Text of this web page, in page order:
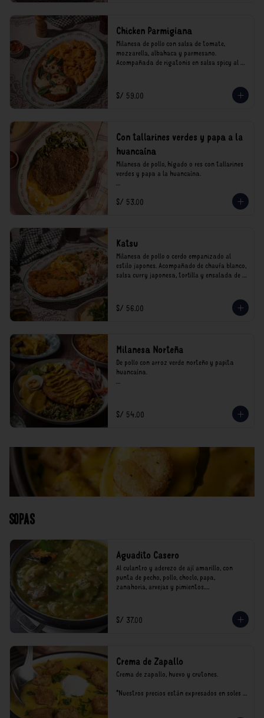
Chicken Parmigiana
Milanesa de pollo con salsa de tomate,
mozzarella, albahaca y parmesano.
Acompañada de rigatonis en salsa spicy al
*Nuestros precios están expresados en soles e
incluyen impuestos de ley y recargo al
S/ 59.00
Con tallarines verdes y papa a la
huancaína
Milanesa de pollo, hígado o res con tallarines
verdes y papa a la huancaína.
*Nuestros precios están expresados en soles e
incluyen impuestos de ley y recargo al
S/ 53.00
Katsu
Milanesa de pollo o cerdo empanizado al
estilo japones. Acompañado de chaufa blanco,
salsa curry japonesa, tortilla y ensalada de
*Nuestros precios están expresados en soles e
incluyen impuestos de ley y recargo al
S/ 56.00
Milanesa Norteña
De pollo con arroz verde norteño y papita
huancaína.
consumo.
S/ 54.00
Sopas
Aguadito Casero
Al culantro y aderezo de ají amarillo, con
punta de pecho, pollo, choclo, papa,
zanahoria, arvejas y pimientos.
incluyen impuestos de ley y recargo al
consumo.
S/ 37.00
Crema de Zapallo
Crema de zapallo, huevo y crutones.
*Nuestros precios están expresados en soles e